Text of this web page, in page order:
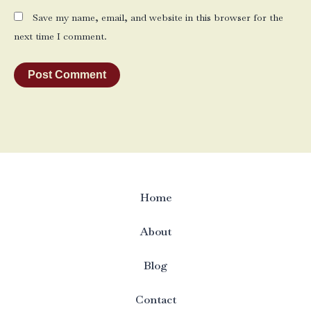
Save my name, email, and website in this browser for the
next time I comment.
Home
About
Blog
Contact